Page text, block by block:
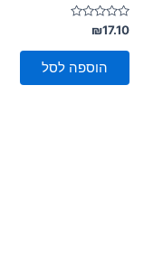
דורג
0
מתוך
₪17.10
הוספה לסל